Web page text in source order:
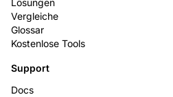
Lösungen
Vergleiche
Glossar
Kostenlose Tools
Support
Docs